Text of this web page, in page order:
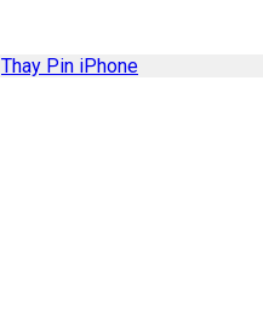
Thay Pin iPhone